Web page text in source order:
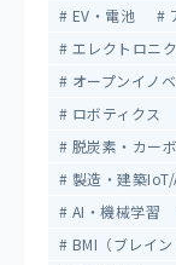
EV・電池
エレクトロニ
オープンイノ
ロボティクス
脱炭素・カー
製造・建築IoT/
AI・機械学習
BMI（ブレイ